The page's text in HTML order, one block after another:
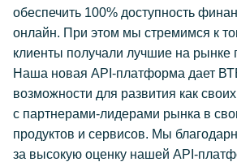
обеспечить 100% доступность
онлайн. При этом мы стремимся к
клиенты получали лучшие на рынке
Наша новая API-платформа дает
возможности для развития как
с партнерами-лидерами рынка в
продуктов и сервисов. Мы
за высокую оценку нашей API-